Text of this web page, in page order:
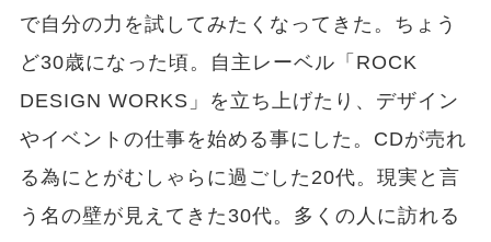
で自分の力を試してみたくなってきた。ちょう
ど30歳になった頃。自主レーベル「ROCK
DESIGN WORKS」を立ち上げたり、デザイン
やイベントの仕事を始める事にした。CDが売れ
る為にとがむしゃらに過ごした20代。現実と言
う名の壁が見えてきた30代。多くの人に訪れる